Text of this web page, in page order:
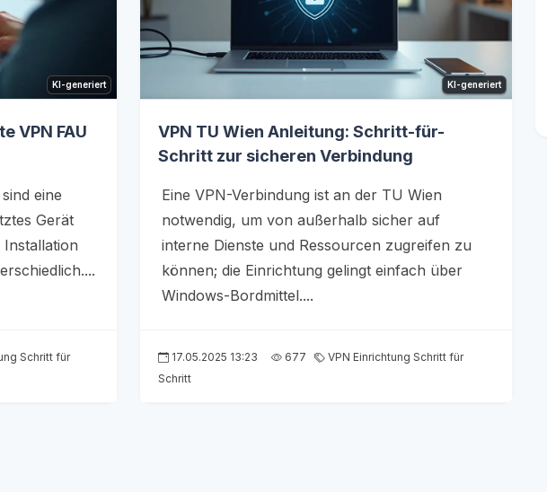
KI-generiert
VPN FAU
eine
Gerät
Schritt für
KI-generiert
VPN TU Wien Anleitung: Schritt-für-
Schritt zur sicheren Verbindung
Eine VPN-Verbindung ist an der TU Wien
notwendig, um von außerhalb sicher auf
interne Dienste und Ressourcen zugreifen zu
können; die Einrichtung gelingt einfach über
Windows-Bordmittel....
17.05.2025 13:23 677
VPN Einrichtung Schritt für
Schritt